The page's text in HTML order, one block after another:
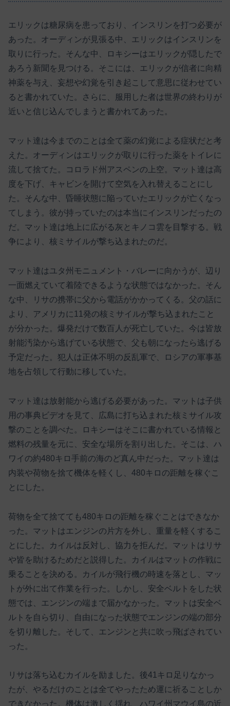
エリックは糖尿病を患っており、インスリンを打つ必要が
あった。オーディンが見張る中、エリックはインスリンを
取りに行った。そんな中、ロキシーはエリックが隠したで
あろう新聞を見つける。そこには、エリックが信者に向精
神薬を与え、妄想や幻覚を引き起こして意思に従わせてい
ると書かれていた。さらに、服用した者は世界の終わりが
近いと信じ込んでしまうと書かれてあった。
マット達は今までのことは全て薬の幻覚による症状だと考
えた。オーディンはエリックが取りに行った薬をトイレに
流して捨てた。コロラド州アスペンの上空。マット達は高
度を下げ、キャビンを開けて空気を入れ替えることにし
た。そんな中、昏睡状態に陥っていたエリックが亡くなっ
てしまう。彼が持っていたのは本当にインスリンだったの
だ。マット達は地上に広がる灰とキノコ雲を目撃する。戦
争により、核ミサイルが撃ち込まれたのだ。
マット達はユタ州モニュメント・バレーに向かうが、辺り
一面燃えていて着陸できるような状態ではなかった。そん
な中、リサの携帯に父から電話がかかってくる。父の話に
より、アメリカに11発の核ミサイルが撃ち込まれたこと
が分かった。爆発だけで数百人が死亡していた。今は皆放
射能汚染から逃げている状態で、父も朝になったら逃げる
予定だった。犯人は正体不明の反乱軍で、ロシアの軍事基
地を占領して行動に移していた。
マット達は放射能から逃げる必要があった。マットは子供
用の事典ビデオを見て、広島に打ち込まれた核ミサイル攻
撃のことを調べた。ロキシーはそこに書かれている情報と
燃料の残量を元に、安全な場所を割り出した。そこは、ハ
ワイの約480キロ手前の海のど真ん中だった。マット達は
内装や荷物を捨て機体を軽くし、480キロの距離を稼ぐこ
とにした。
荷物を全て捨てても480キロの距離を稼ぐことはできなか
った。マットはエンジンの片方を外し、重量を軽くするこ
とにした。カイルは反対し、協力を拒んだ。マットはリサ
や皆を助けるためだと説得した。カイルはマットの作戦に
乗ることを決める。カイルが飛行機の時速を落とし、マッ
トが外に出て作業を行った。しかし、安全ベルトをした状
態では、エンジンの端まで届かなかった。マットは安全ベ
ルトを自ら切り、自由になった状態でエンジンの端の部分
を切り離した。そして、エンジンと共に吹っ飛ばされてい
った。
リサは落ち込むカイルを励ました。後41キロ足りなかっ
たが、やるだけのことは全てやったため運に祈ることしか
できなかった。機体は激しく揺れ、ハワイ州マウイ島の近